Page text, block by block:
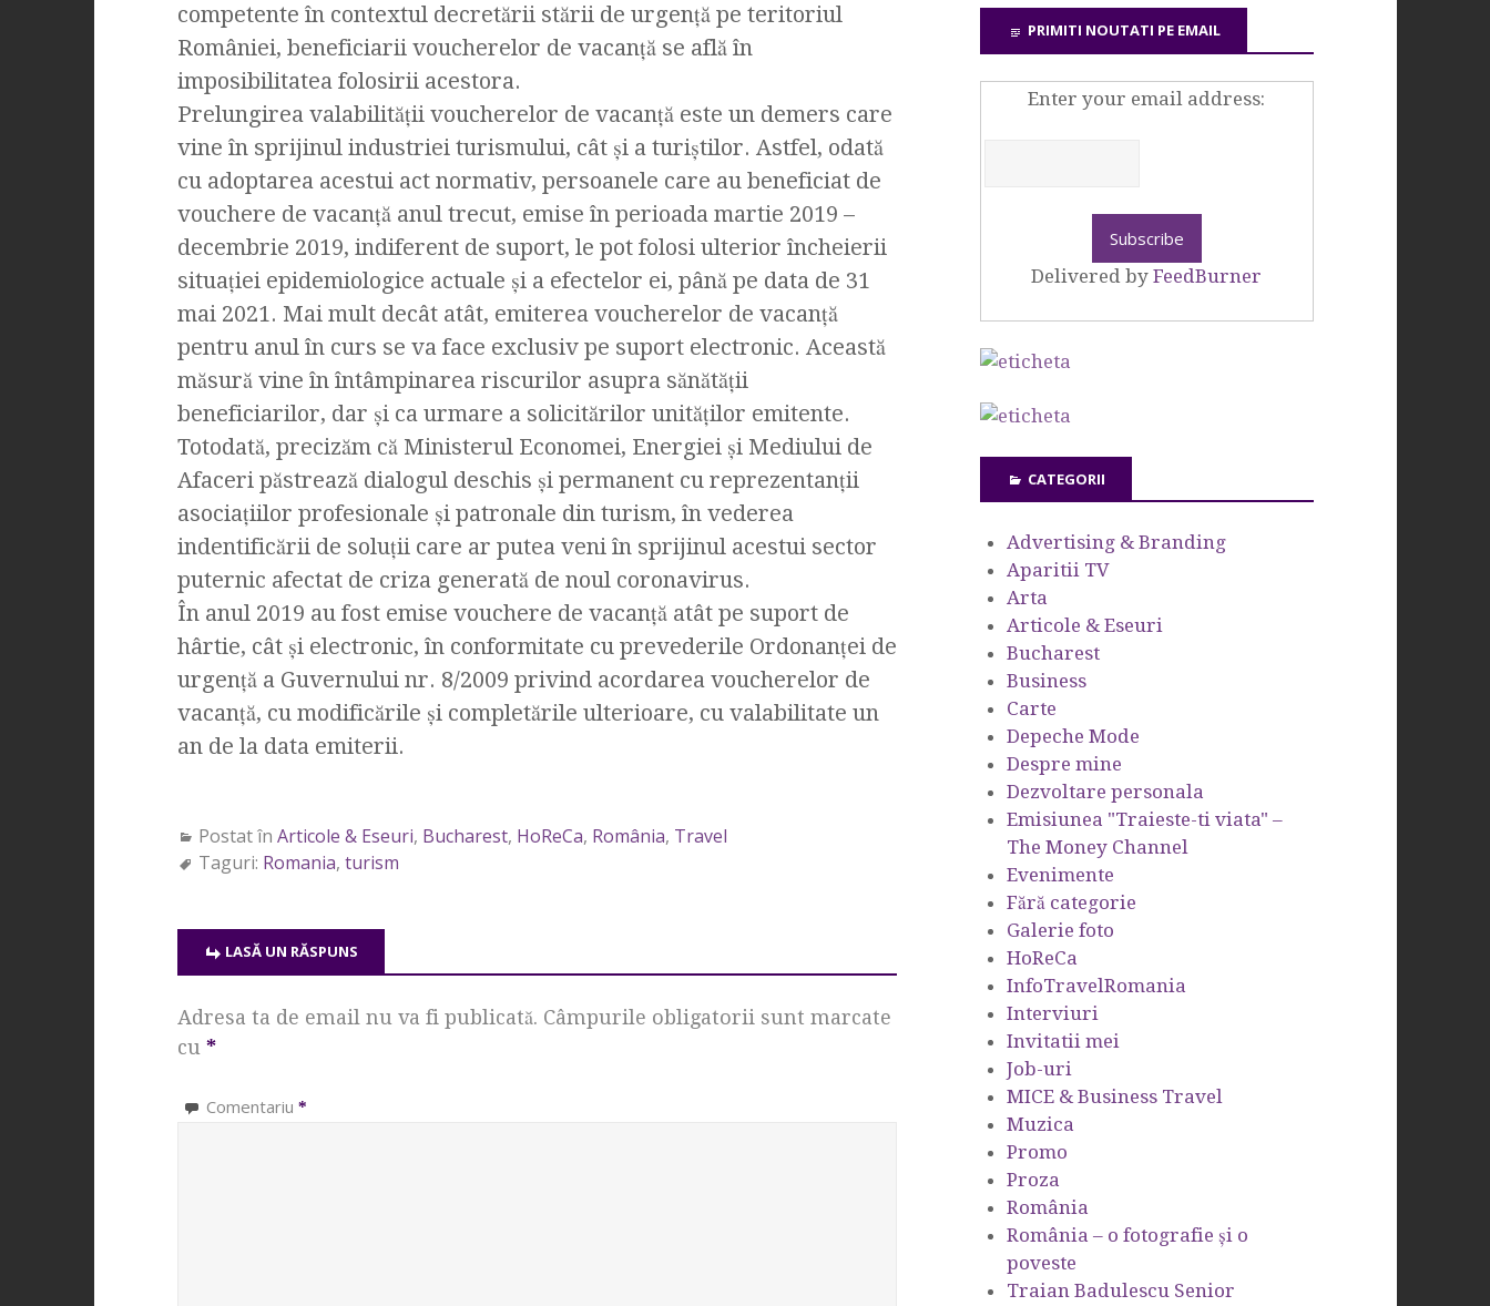
competente în contextul decretării stării de urgență pe teritoriul
României, beneficiarii voucherelor de vacanță se află în
imposibilitatea folosirii acestora.
Prelungirea valabilității voucherelor de vacanță este un demers care
vine în sprijinul industriei turismului, cât și a turiștilor. Astfel, odată
cu adoptarea acestui act normativ, persoanele care au beneficiat de
vouchere de vacanță anul trecut, emise în perioada martie 2019 –
decembrie 2019, indiferent de suport, le pot folosi ulterior încheierii
situației epidemiologice actuale și a efectelor ei, până pe data de 31
mai 2021. Mai mult decât atât, emiterea voucherelor de vacanță
pentru anul în curs se va face exclusiv pe suport electronic. Această
măsură vine în întâmpinarea riscurilor asupra sănătății
beneficiarilor, dar și ca urmare a solicitărilor unităților emitente.
Totodată, precizăm că Ministerul Economei, Energiei și Mediului de
Afaceri păstrează dialogul deschis și permanent cu reprezentanții
asociațiilor profesionale și patronale din turism, în vederea
indentificării de soluții care ar putea veni în sprijinul acestui sector
puternic afectat de criza generată de noul coronavirus.
În anul 2019 au fost emise vouchere de vacanță atât pe suport de
hârtie, cât și electronic, în conformitate cu prevederile Ordonanței de
urgență a Guvernului nr. 8/2009 privind acordarea voucherelor de
vacanţă, cu modificările și completările ulterioare, cu valabilitate un
an de la data emiterii.
Postat în Articole & Eseuri, Bucharest, HoReCa, România, Travel
Taguri: Romania, turism
LASĂ UN RĂSPUNS
Adresa ta de email nu va fi publicată. Câmpurile obligatorii sunt marcate
cu *
Comentariu *
PRIMITI NOUTATI PE EMAIL
Enter your email address:
Delivered byFeedBurner
CATEGORII
Advertising & Branding
Aparitii TV
Arta
Articole & Eseuri
Bucharest
Business
Carte
Depeche Mode
Despre mine
Dezvoltare personala
Emisiunea "Traieste-ti viata" –
The Money Channel
Evenimente
Fără categorie
Galerie foto
HoReCa
InfoTravelRomania
Interviuri
Invitatii mei
Job-uri
MICE & Business Travel
Muzica
Promo
Proza
România
România – o fotografie şi o
poveste
Traian Badulescu Senior